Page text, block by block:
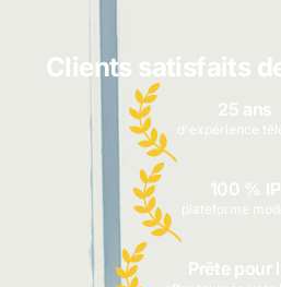
Clients satisfaits
25 ans
d'expérience
100 % IP
plateforme
Prête pour